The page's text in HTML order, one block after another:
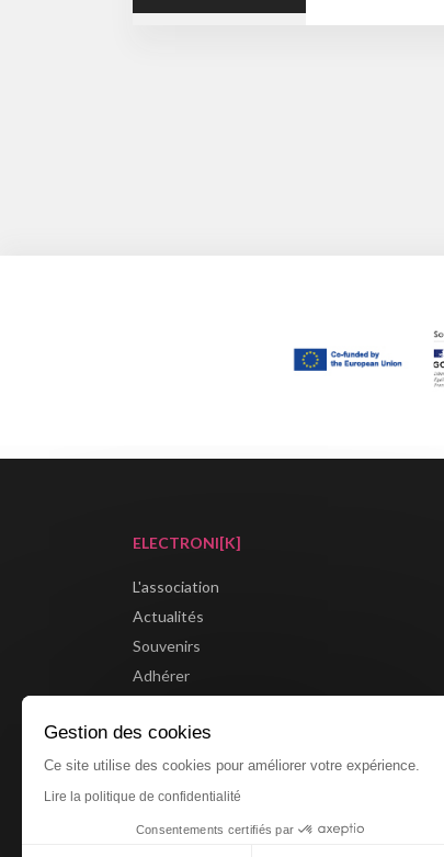
ELECTRONI[K]
L'association
Actualités
Souvenirs
Adhérer
Partenaires
Gestion des cookies
Ce site utilise des cookies pour améliorer votre expérience.
Lire la politique de confidentialité
Consentements certifiés par